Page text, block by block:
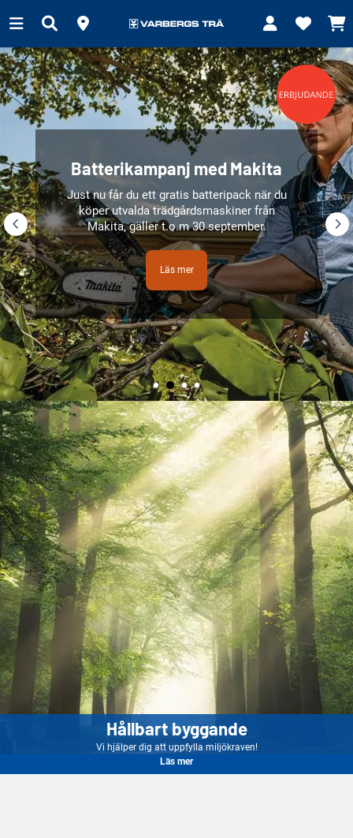
Batterikampanj med Makita
Just nu får du ett gratis batteripack när du
köper utvalda trädgårdsmaskiner från
Makita, gäller t.o.m 30 september.
Läs mer
Hållbart byggande
Vi hjälper dig att uppfylla miljökraven!
Läs mer